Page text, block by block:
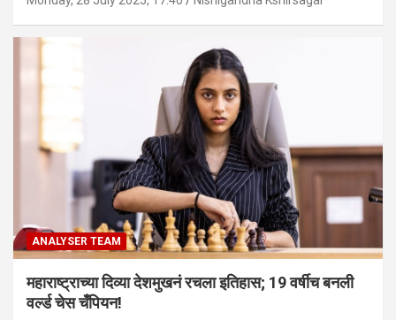
ANALYSER TEAM
महाराष्ट्राच्या दिव्या देशमुखनं रचला इतिहास; 19 वर्षीच बनली
वर्ल्ड चेस चँपियन!